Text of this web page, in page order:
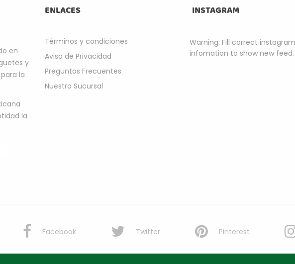
en
y
la
la
ENLACES
Términos y condiciones
Aviso de Privacidad
Preguntas Frecuentes
Nuestra Sucursal
INSTAGRAM
Warning: Fill correct
infomation to show new feed.
Facebook Twitter Pinterest